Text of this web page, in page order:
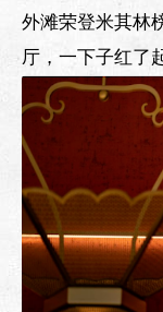
外滩荣登米其林
厅，一下子红了